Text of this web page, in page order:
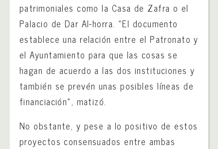
patrimoniales como la Casa de Zafra o el
Palacio de Dar Al-horra. «El documento
establece una relación entre el Patronato y
el Ayuntamiento para que las cosas se
hagan de acuerdo a las dos instituciones y
también se prevén unas posibles líneas de
financiación», matizó.
No obstante, y pese a lo positivo de estos
proyectos consensuados entre ambas